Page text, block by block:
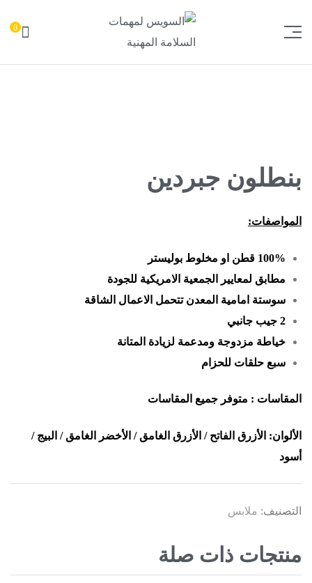
المهنية
0
بنطلون جبردين
المواصفات:
100% قطن او مخلوط بوليستر
مطابق لمعايير الجمعية الامريكية للجودة
سوستة امامية المعدن تتحمل الاعمال الشاقة
2 جيب جانبي
خياطة مزدوجة ومدعمة لزيادة المتانة
سبع حلقات للحزام
المقاسات : متوفر جميع المقاسات
الألوان: الأزرق الفاتح / الأزرق الغامق / الأخضر الغامق / البيج /
أسود
التصنيف: ملابس
منتجات ذات صلة